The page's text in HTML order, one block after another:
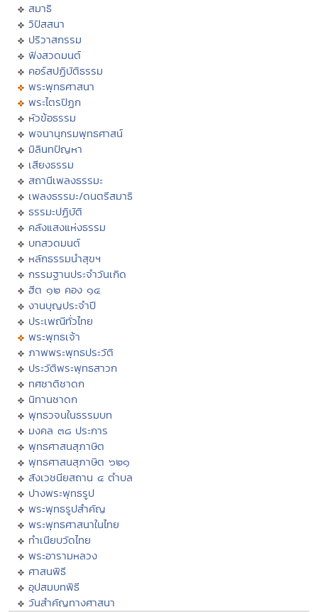
สมาธิ
วิปัสสนา
ปริวาสกรรม
ฟังสวดมนต์
คอร์สปฏิบัติธรรม
พระพุทธศาสนา
พระไตรปิฏก
หัวข้อธรรม
พจนานุกรมพุทธศาสน์
มิลินทปัญหา
เสียงธรรม
สถานีเพลงธรรมะ
เพลงธรรมะ/ดนตรีสมาธิ
ธรรมะปฏิบัติ
คลังแสงแห่งธรรม
บทสวดมนต์
หลักธรรมนำสุขฯ
กรรมฐานประจำวันเกิด
ฮีต ๑๒ คอง ๑๔
งานบุญประจำปี
ประเพณีทั่วไทย
พระพุทธเจ้า
ภาพพระพุทธประวัติ
ประวัติพระพุทธสาวก
ทศชาติชาดก
นิทานชาดก
พุทธวจนในธรรมบท
มงคล ๓๘ ประการ
พุทธศาสนสุภาษิต
พุทธศาสนสุภาษิต ๖๒๑
สังเวชนียสถาน ๔ ตำบล
ปางพระพุทธรูป
พระพุทธรูปสำคัญ
พระพุทธศาสนาในไทย
ทำเนียบวัดไทย
พระอารามหลวง
ศาสนพิธี
อุปสมบทพิธี
วันสำคัญทางศาสนา